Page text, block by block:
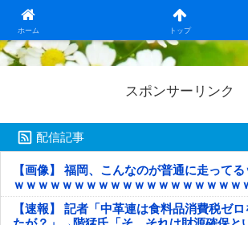
ホーム トップ
日本第一！ニュース録
スポンサーリンク
配信記事
【画像】 福岡、こんなのが普通に走って
ｗｗｗｗｗｗｗｗｗｗｗｗｗｗｗｗｗｗｗ
ｗｗｗｗｗ
【速報】 記者「中革連は食料品消費税ゼ